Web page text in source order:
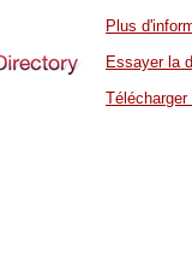
Plus
Essayer la